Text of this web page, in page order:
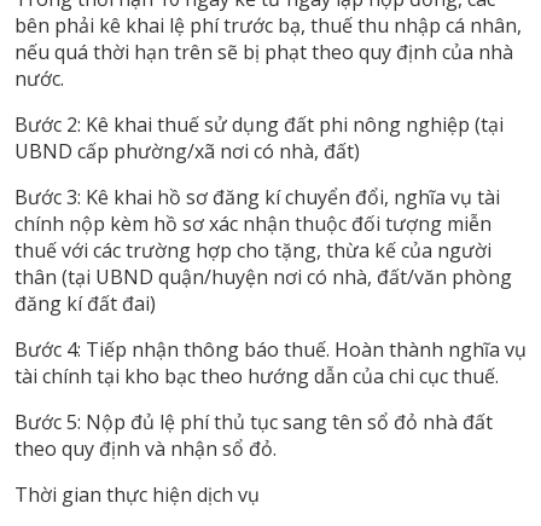
bên phải kê khai lệ phí trước bạ, thuế thu nhập cá nhân,
nếu quá thời hạn trên sẽ bị phạt theo quy định của nhà
nước.
Bước 2: Kê khai thuế sử dụng đất phi nông nghiệp (tại
UBND cấp phường/xã nơi có nhà, đất)
Bước 3: Kê khai hồ sơ đăng kí chuyển đổi, nghĩa vụ tài
chính nộp kèm hồ sơ xác nhận thuộc đối tượng miễn
thuế với các trường hợp cho tặng, thừa kế của người
thân (tại UBND quận/huyện nơi có nhà, đất/văn phòng
đăng kí đất đai)
Bước 4: Tiếp nhận thông báo thuế. Hoàn thành nghĩa vụ
tài chính tại kho bạc theo hướng dẫn của chi cục thuế.
Bước 5: Nộp đủ lệ phí thủ tục sang tên sổ đỏ nhà đất
theo quy định và nhận sổ đỏ.
Thời gian thực hiện dịch vụ